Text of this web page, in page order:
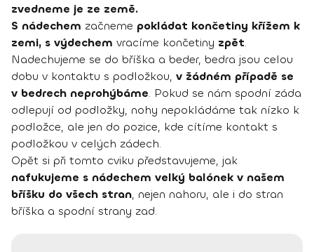
zvedneme je ze země.
S nádechem začneme pokládat končetiny křížem k
zemi, s výdechem vracíme končetiny zpět.
Nadechujeme se do bříška a beder, bedra jsou celou
dobu v kontaktu s podložkou, v žádném případě se
v bedrech neprohýbáme. Pokud se nám spodní záda
odlepují od podložky, nohy nepokládáme tak nízko k
podložce, ale jen do pozice, kde cítíme kontakt s
podložkou v celých zádech.
Opět si při tomto cviku představujeme, jak
nafukujeme s nádechem velký balónek v našem
bříšku do všech stran, nejen nahoru, ale i do stran
bříška a spodní strany zad.